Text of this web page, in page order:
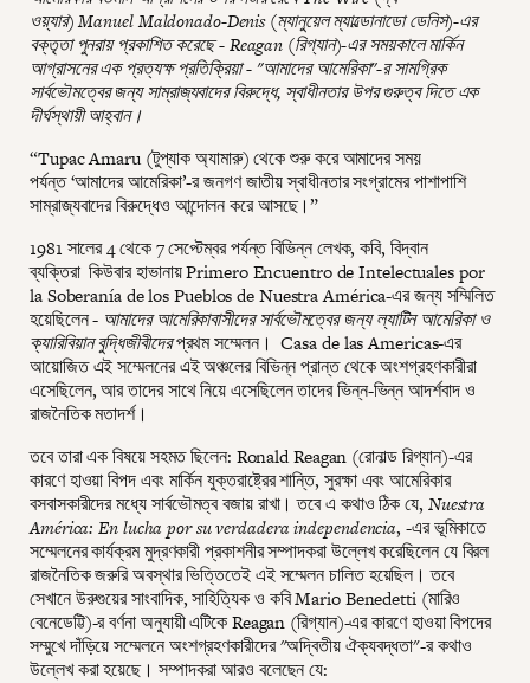
ওয়্যার) Manuel Maldonado-Denis (ম্যানুয়েল ম্যাল্ডোনাডো ডেনিস)-এর
বক্তৃতা পুনরায় প্রকাশিত করেছে - Reagan (রিগ্যান)-এর সময়কালে মার্কিন
আগ্রাসনের এক প্রত্যক্ষ প্রতিক্রিয়া - "আমাদের আমেরিকা"-র সামগ্রিক
সার্বভৌমত্বের জন্য সাম্রাজ্যবাদের বিরুদ্ধে, স্বাধীনতার উপর গুরুত্ব দিতে এক
দীর্ঘস্থায়ী আহ্বান।
“Tupac Amaru (টুপ্যাক অ্যামারু) থেকে শুরু করে আমাদের সময়
পর্যন্ত ‘আমাদের আমেরিকা’-র জনগণ জাতীয় স্বাধীনতার সংগ্রামের পাশাপাশি
সাম্রাজ্যবাদের বিরুদ্ধেও আন্দোলন করে আসছে।”
1981 সালের 4 থেকে 7 সেপ্টেম্বর পর্যন্ত বিভিন্ন লেখক, কবি, বিদ্বান
ব্যক্তিরা কিউবার হাভানায় Primero Encuentro de Intelectuales por
la Soberanía de los Pueblos de Nuestra América-এর জন্য সম্মিলিত
হয়েছিলেন - আমাদের আমেরিকাবাসীদের সার্বভৌমত্বের জন্য ল্যাটিন আমেরিকা ও
ক্যারিবিয়ান বুদ্ধিজীবীদেরপ্রথম সম্মেলন। Casa de las Americas-এর
আয়োজিত এই সম্মেলনের এই অঞ্চলের বিভিন্ন প্রান্ত থেকে অংশগ্রহণকারীরা
এসেছিলেন, আর তাদের সাথে নিয়ে এসেছিলেন তাদের ভিন্ন-ভিন্ন আদর্শবাদ ও
রাজনৈতিক মতাদর্শ।
তবে তারা এক বিষয়ে সহমত ছিলেন: Ronald Reagan (রোনাল্ড রিগ্যান)-এর
কারণে হাওয়া বিপদ এবং মার্কিন যুক্তরাষ্ট্রের শান্তি, সুরক্ষা এবং আমেরিকার
বসবাসকারীদের মধ্যে সার্বভৌমত্ব বজায় রাখা। তবে এ কথাও ঠিক যে, Nuestra
América: En lucha por su verdadera independencia, -এর ভূমিকাতে
সম্মেলনের কার্যক্রম মুদ্রণকারী প্রকাশনীর সম্পাদকরা উল্লেখ করেছিলেন যে বিরল
রাজনৈতিক জরুরি অবস্থার ভিত্তিতেই এই সম্মেলন চালিত হয়েছিল। তবে
সেখানে উরুগুয়ের সাংবাদিক, সাহিত্যিক ও কবি Mario Benedetti (মারিও
বেনেডেট্টি)-র বর্ণনা অনুযায়ী এটিকে Reagan (রিগ্যান)-এর কারণে হাওয়া বিপদের
সম্মুখে দাঁড়িয়ে সম্মেলনে অংশগ্রহণকারীদের "অদ্বিতীয় ঐক্যবদ্ধতা"-র কথাও
উল্লেখ করা হয়েছে। সম্পাদকরা আরও বলেছেন যে: